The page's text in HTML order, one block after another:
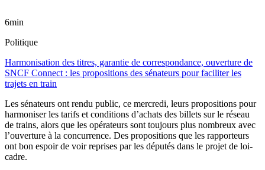
6min
Politique
Harmonisation des titres, garantie de correspondance, ouverture de
SNCF Connect : les propositions des sénateurs pour faciliter les
trajets en train
Les sénateurs ont rendu public, ce mercredi, leurs propositions pour
harmoniser les tarifs et conditions d’achats des billets sur le réseau
de trains, alors que les opérateurs sont toujours plus nombreux avec
l’ouverture à la concurrence. Des propositions que les rapporteurs
ont bon espoir de voir reprises par les députés dans le projet de loi-
cadre.